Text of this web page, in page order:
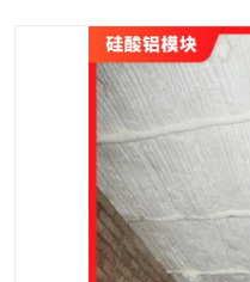
硅酸铝纤维毡
硅酸铝保温棉